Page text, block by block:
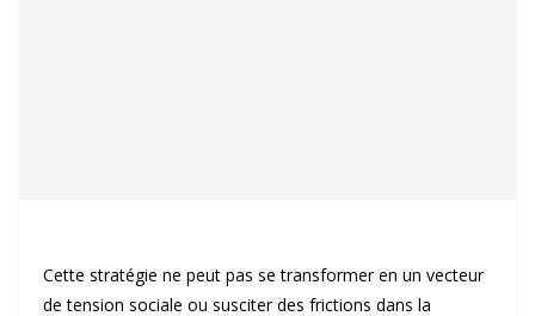
Cette stratégie ne peut pas se transformer en un vecteur
de tension sociale ou susciter des frictions dans la